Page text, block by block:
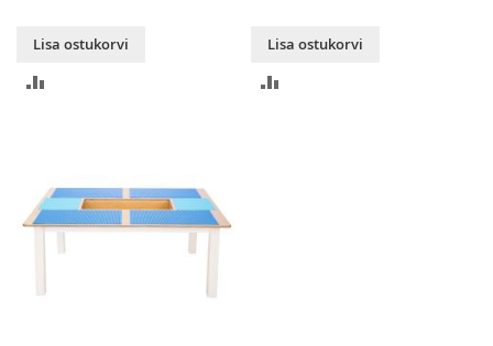
Lisa ostukorvi
Lisa ostukorvi